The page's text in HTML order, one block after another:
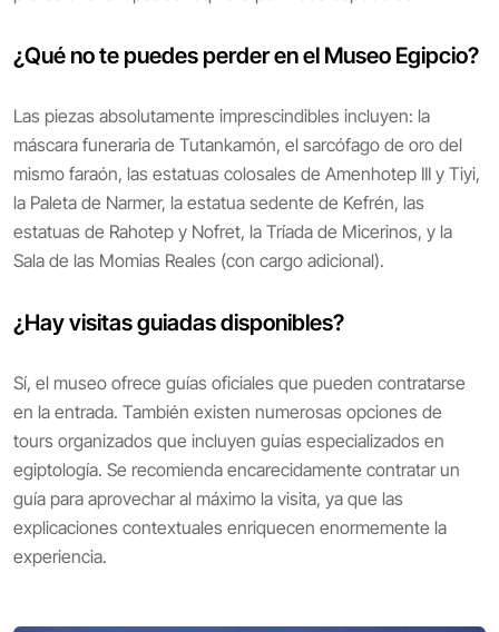
¿Qué no te puedes perder en el Museo Egipcio?
Las piezas absolutamente imprescindibles incluyen: la
máscara funeraria de Tutankamón, el sarcófago de oro del
mismo faraón, las estatuas colosales de Amenhotep III y Tiyi,
la Paleta de Narmer, la estatua sedente de Kefrén, las
estatuas de Rahotep y Nofret, la Tríada de Micerinos, y la
Sala de las Momias Reales (con cargo adicional).
¿Hay visitas guiadas disponibles?
Sí, el museo ofrece guías oficiales que pueden contratarse
en la entrada. También existen numerosas opciones de
tours organizados que incluyen guías especializados en
egiptología. Se recomienda encarecidamente contratar un
guía para aprovechar al máximo la visita, ya que las
explicaciones contextuales enriquecen enormemente la
experiencia.